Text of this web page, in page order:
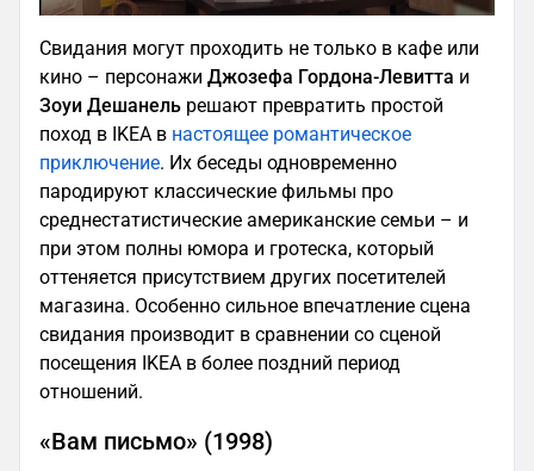
Свидания могут проходить не только в кафе или
кино – персонажи Джозефа Гордона-Левитта и
Зоуи Дешанель решают превратить простой
поход в IKEA в настоящее романтическое
приключение. Их беседы одновременно
пародируют классические фильмы про
среднестатистические американские семьи – и
при этом полны юмора и гротеска, который
оттеняется присутствием других посетителей
магазина. Особенно сильное впечатление сцена
свидания производит в сравнении со сценой
посещения IKEA в более поздний период
отношений.
«Вам письмо» (1998)